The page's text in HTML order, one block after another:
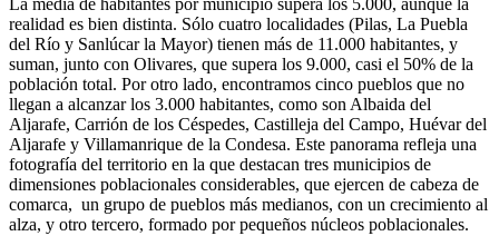
La media de habitantes por municipio supera los 5.000, aunque la
realidad es bien distinta. Sólo cuatro localidades (Pilas, La Puebla
del Río y Sanlúcar la Mayor) tienen más de 11.000 habitantes, y
suman, junto con Olivares, que supera los 9.000, casi el 50% de la
población total. Por otro lado, encontramos cinco pueblos que no
llegan a alcanzar los 3.000 habitantes, como son Albaida del
Aljarafe, Carrión de los Céspedes, Castilleja del Campo, Huévar del
Aljarafe y Villamanrique de la Condesa. Este panorama refleja una
fotografía del territorio en la que destacan tres municipios de
dimensiones poblacionales considerables, que ejercen de cabeza de
comarca, un grupo de pueblos más medianos, con un crecimiento al
alza, y otro tercero, formado por pequeños núcleos poblacionales.